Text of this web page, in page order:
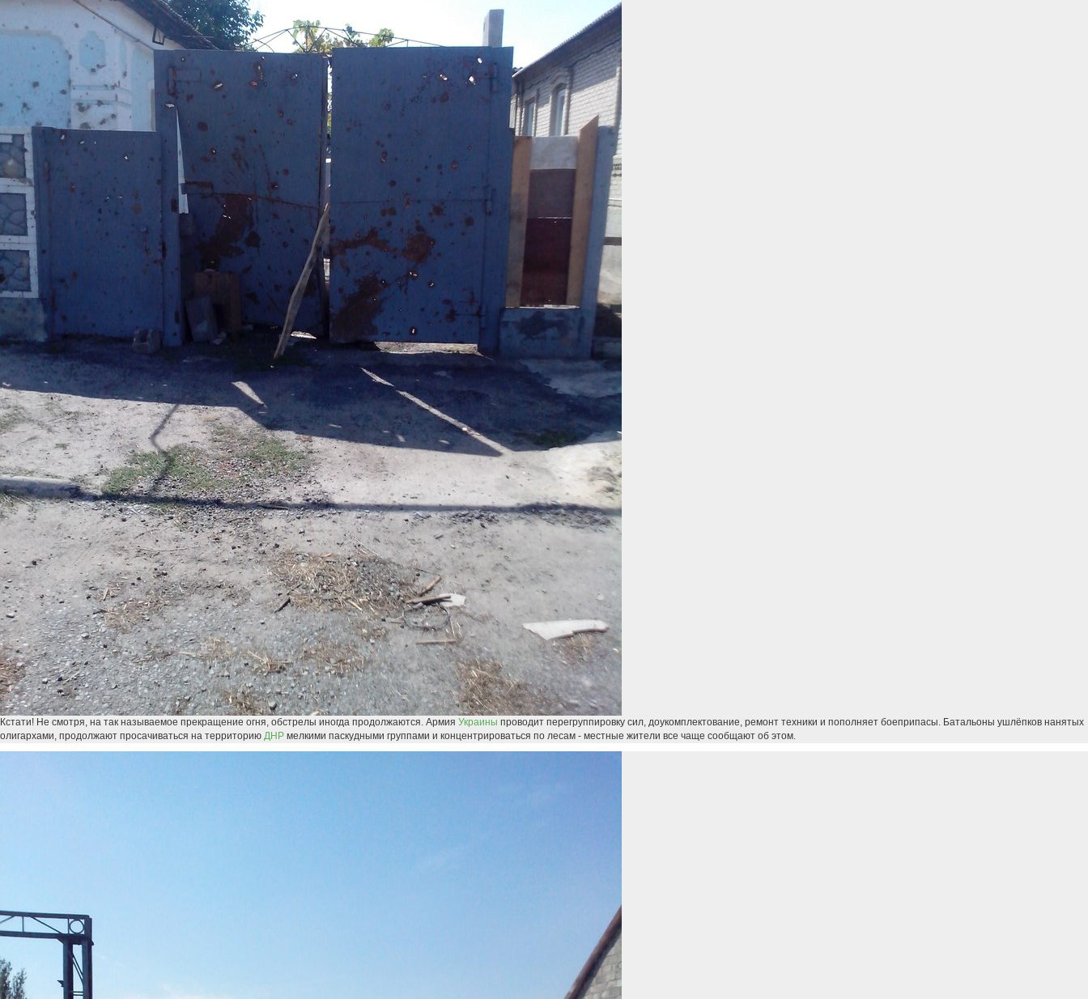
Кстати! Не смотря, на так называемое прекращение огня, обстрелы иногда продолжаются. Армия Украины проводит перегруппировку сил, доукомплектование, ремонт техники и пополняет боеприпасы. Батальоны ушлёпков нанятых
олигархами, продолжают просачиваться на территорию ДНР мелкими паскудными группами и концентрироваться по лесам - местные жители все чаще сообщают об этом.